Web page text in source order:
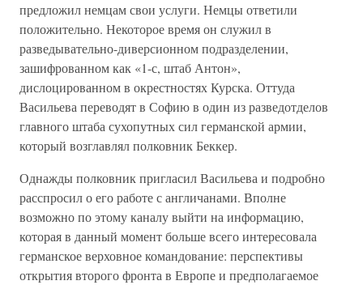
предложил немцам свои услуги. Немцы ответили
положительно. Некоторое время он служил в
разведывательно-диверсионном подразделении,
зашифрованном как «1-с, штаб Антон»,
дислоцированном в окрестностях Курска. Оттуда
Васильева переводят в Софию в один из разведотделов
главного штаба сухопутных сил германской армии,
который возглавлял полковник Беккер.
Однажды полковник пригласил Васильева и подробно
расспросил о его работе с англичанами. Вполне
возможно по этому каналу выйти на информацию,
которая в данный момент больше всего интересовала
германское верховное командование: перспективы
открытия второго фронта в Европе и предполагаемое